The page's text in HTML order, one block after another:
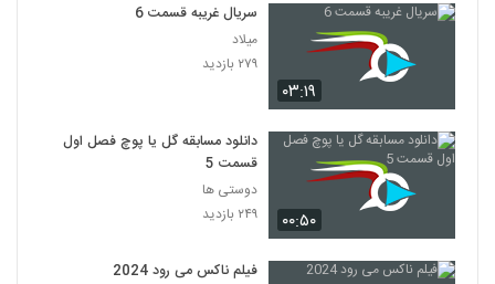
۰۳:۱۹
سریال غریبه قسمت 6
میلاد
۲۷۹ بازدید
۰۰:۵۰
دانلود مسابقه گل یا پوچ فصل اول
قسمت 5
دوستی ها
۲۴۹ بازدید
فیلم ناکس می رود 2024